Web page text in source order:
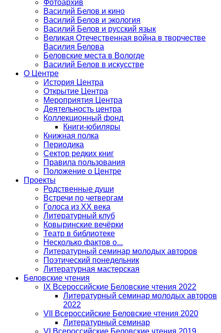
Фотоархив
Василий Белов и кино
Василий Белов и экология
Василий Белов и русский язык
Великая Отечественная война в творчестве
Василия Белова
Беловские места в Вологде
Василий Белов в искусстве
О Центре
История Центра
Открытие Центра
Мероприятия Центра
Деятельность центра
Коллекционный фонд
Книги-юбиляры
Книжная полка
Периодика
Сектор редких книг
Правила пользования
Положение о Центре
Проекты
Родственные души
Встречи по четвергам
Голоса из ХХ века
Литературный клуб
Ковыринские вечёрки
Театр в библиотеке
Несколько фактов о...
Литературный семинар молодых авторов
Поэтический понедельник
Литературная мастерская
Беловские чтения
IX Всероссийские Беловские чтения 2022
Литературный семинар молодых авторов
2022
VII Всероссийские Беловские чтения 2020
Литературный семинар
VI Всероссийские Беловские чтения 2019